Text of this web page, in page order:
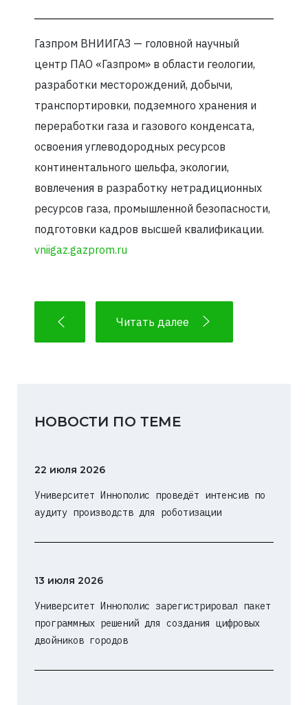
Газпром ВНИИГАЗ — головной научный
центр ПАО «Газпром» в области геологии,
разработки месторождений, добычи,
транспортировки, подземного хранения и
переработки газа и газового конденсата,
освоения углеводородных ресурсов
континентального шельфа, экологии,
вовлечения в разработку нетрадиционных
ресурсов газа, промышленной безопасности,
подготовки кадров высшей квалификации.
vniigaz.gazprom.ru
Читать далее
НОВОСТИ ПО ТЕМЕ
22 июля 2026
Университет Иннополис проведёт интенсив по
аудиту производств для роботизации
13 июля 2026
Университет Иннополис зарегистрировал пакет
программных решений для создания цифровых
двойников городов